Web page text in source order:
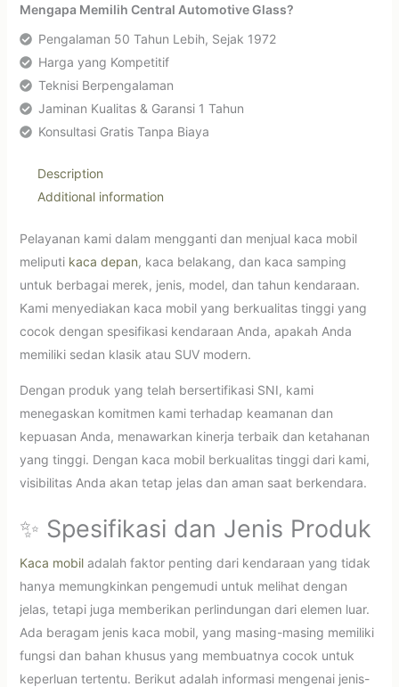
Mengapa Memilih Central Automotive Glass?
Pengalaman 50 Tahun Lebih, Sejak 1972
Harga yang Kompetitif
Teknisi Berpengalaman
Jaminan Kualitas & Garansi 1 Tahun
Konsultasi Gratis Tanpa Biaya
Description
Additional information
Pelayanan kami dalam mengganti dan menjual kaca mobil
meliputi kaca depan, kaca belakang, dan kaca samping
untuk berbagai merek, jenis, model, dan tahun kendaraan.
Kami menyediakan kaca mobil yang berkualitas tinggi yang
cocok dengan spesifikasi kendaraan Anda, apakah Anda
memiliki sedan klasik atau SUV modern.
Dengan produk yang telah bersertifikasi SNI, kami
menegaskan komitmen kami terhadap keamanan dan
kepuasan Anda, menawarkan kinerja terbaik dan ketahanan
yang tinggi. Dengan kaca mobil berkualitas tinggi dari kami,
visibilitas Anda akan tetap jelas dan aman saat berkendara.
✨ Spesifikasi dan Jenis Produk
Kaca mobiladalah faktor penting dari kendaraan yang tidak
hanya memungkinkan pengemudi untuk melihat dengan
jelas, tetapi juga memberikan perlindungan dari elemen luar.
Ada beragam jenis kaca mobil, yang masing-masing memiliki
fungsi dan bahan khusus yang membuatnya cocok untuk
keperluan tertentu. Berikut adalah informasi mengenai jenis-